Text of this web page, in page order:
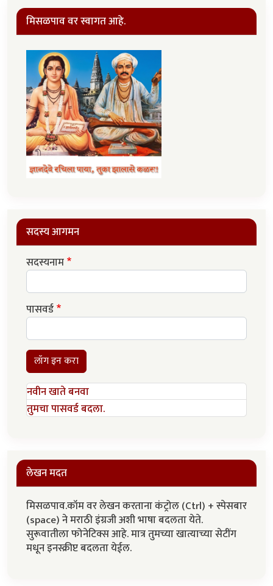
मिसळपाव वर स्वागत आहे.
सदस्य आगमन
सदस्यनाम
पासवर्ड
लॉग इन करा
नवीन खाते बनवा
तुमचा पासवर्ड बदला.
लेखन मदत
मिसळपाव.कॉम वर लेखन करताना कंट्रोल (Ctrl) + स्पेसबार
(space) ने मराठी इंग्रजी अशी भाषा बदलता येते.
सुरूवातीला फोनेटिक्स आहे. मात्र तुमच्या खात्याच्या सेटींग
मधून इनस्क्रीप्ट बदलता येईल.